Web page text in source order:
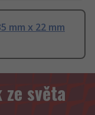
mm x 22 mm
světa